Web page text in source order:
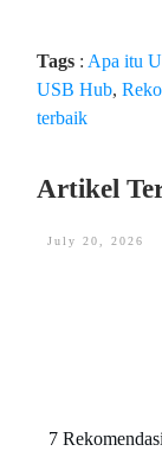
Tags : Apa itu
USB Hub,
terbaik
Artikel
July 20, 2026
7